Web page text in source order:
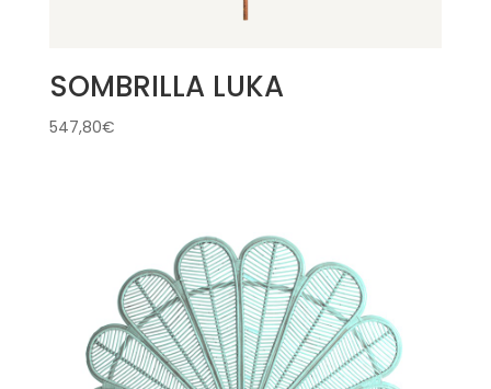
SOMBRILLA LUKA
547,80€